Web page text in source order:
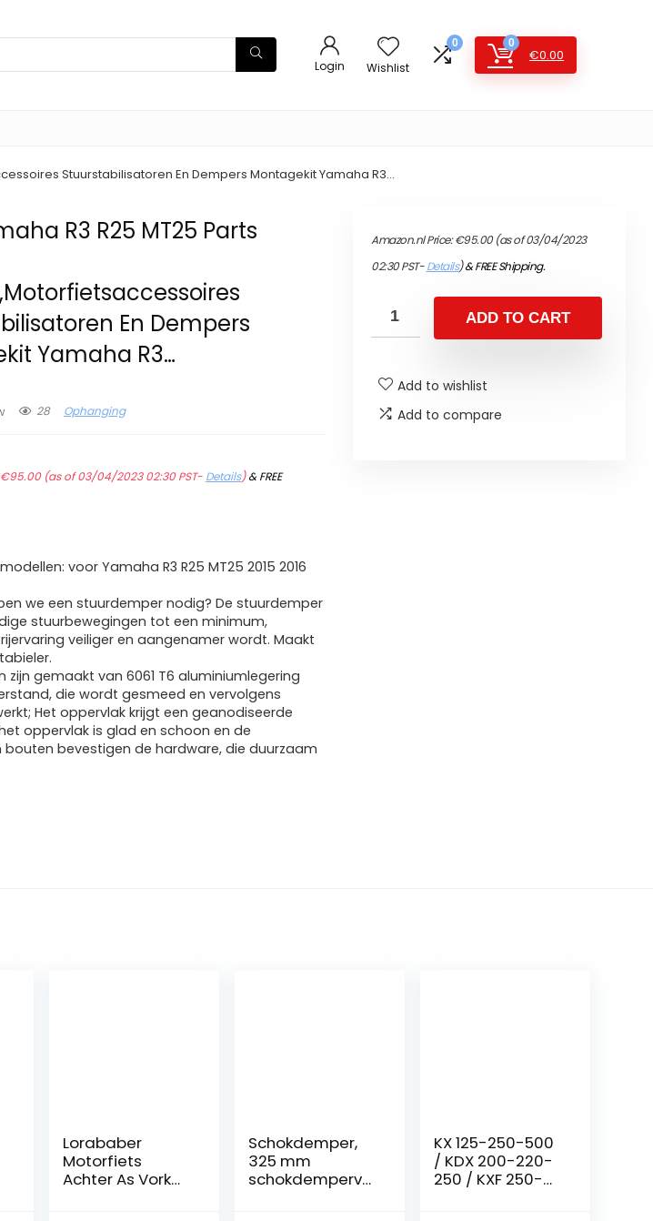
Login Wishlist
0 0
€0.00
Stuurstabilisatoren En Dempers Montagekit Yamaha R3…
R3 R25 MT25 Parts
En Dempers
Yamaha R3…
28 Ophanging
€95.00(as of 03/04/2023 02:30 PST- Details)&FREE
voor Yamaha R3 R25 MT25 2015 2016
we een stuurdemper nodig? De stuurdemper
stuurbewegingen tot een minimum,
veiliger en aangenamer wordt. Maakt
zijn gemaakt van 6061 T6 aluminiumlegering
die wordt gesmeed en vervolgens
Het oppervlak krijgt een geanodiseerde
oppervlak is glad en schoon en de
bouten bevestigen de hardware, die duurzaam
Amazon.nl Price:€95.00(as of 03/04/2023
02:30 PST-Details)&FREE Shipping.
ADD TO CART
Add to wishlist
Add to compare
Lorababer
Motorfiets
Achter As Vork
Schokdemper,
325 mm
schokdemperve
KX 125-250-500
/ KDX 200-220-
250 / KXF 250-